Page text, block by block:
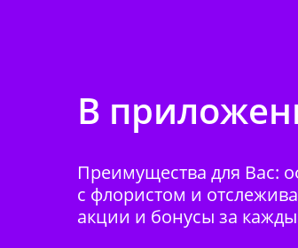
В
Преимущества для Вас:
с флористом и
акции и бонусы за